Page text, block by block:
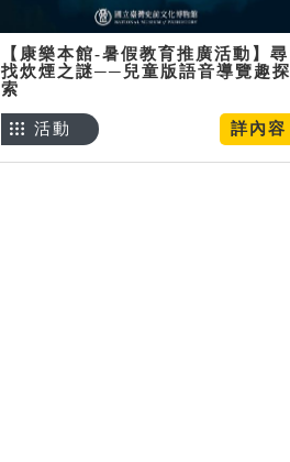
【康樂本館-暑假教育推廣活動】尋
找炊煙之謎──兒童版語音導覽趣探
索
詳內容
活動